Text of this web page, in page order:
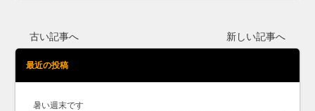
古い記事へ 新しい記事へ
最近の投稿
暑い週末です